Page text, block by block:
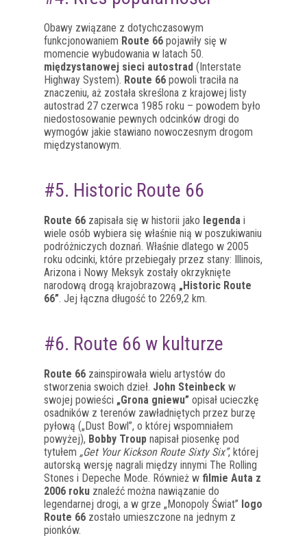
Obawy związane z dotychczasowym
funkcjonowaniem Route 66 pojawiły się w
momencie wybudowania w latach 50.
międzystanowej sieci autostrad (Interstate
Highway System). Route 66 powoli traciła na
znaczeniu, aż została skreślona z krajowej listy
autostrad 27 czerwca 1985 roku – powodem było
niedostosowanie pewnych odcinków drogi do
wymogów jakie stawiano nowoczesnym drogom
międzystanowym.
#5. Historic Route 66
Route 66 zapisała się w historii jako legenda i
wiele osób wybiera się właśnie nią w poszukiwaniu
podróżniczych doznań. Właśnie dlatego w 2005
roku odcinki, które przebiegały przez stany: Illinois,
Arizona i Nowy Meksyk zostały okrzyknięte
narodową drogą krajobrazową „Historic Route
66”. Jej łączna długość to 2269,2 km.
#6. Route 66 w kulturze
Route 66 zainspirowała wielu artystów do
stworzenia swoich dzieł. John Steinbeck w
swojej powieści „Grona gniewu” opisał ucieczkę
osadników z terenów zawładniętych przez burzę
pyłową („Dust Bowl”, o której wspomniałem
powyżej), Bobby Troup napisał piosenkę pod
tytułem „Get Your Kickson Route Sixty Six”, której
autorską wersję nagrali między innymi The Rolling
Stones i Depeche Mode. Również w filmie Auta z
2006 roku znaleźć można nawiązanie do
legendarnej drogi, a w grze „Monopoly Świat” logo
Route 66 zostało umieszczone na jednym z
pionków.